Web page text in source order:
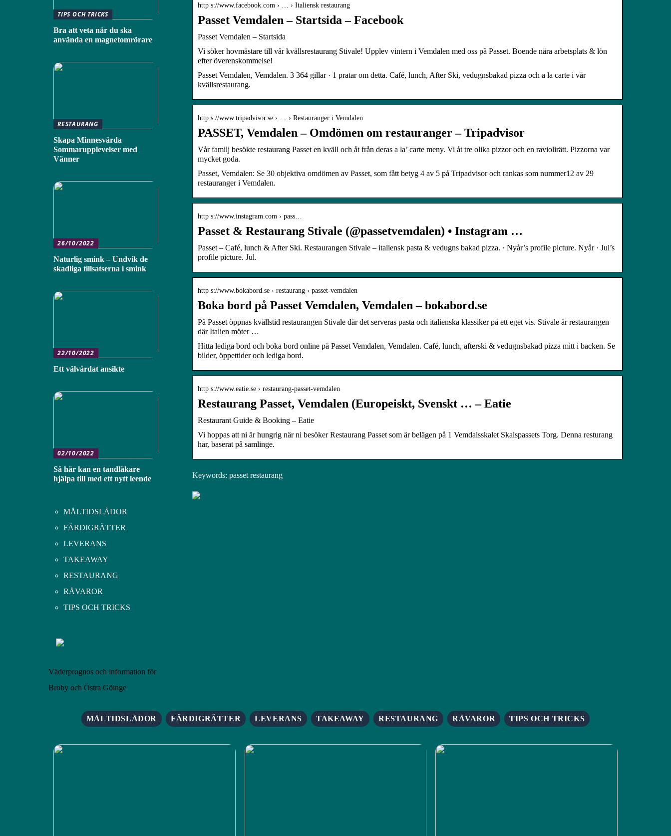
http s://www.facebook.com › … › Italiensk restaurang
Passet Vemdalen – Startsida – Facebook
Passet Vemdalen – Startsida
Vi söker hovmästare till vår kvällsrestaurang Stivale! Upplev vintern i Vemdalen med oss på Passet. Boende nära arbetsplats & lön
efter överenskommelse!
Passet Vemdalen, Vemdalen. 3 364 gillar · 1 pratar om detta. Café, lunch, After Ski, vedugnsbakad pizza och a la carte i vår
kvällsrestaurang.
http s://www.tripadvisor.se › … › Restauranger i Vemdalen
PASSET, Vemdalen – Omdömen om restauranger – Tripadvisor
Vår familj besökte restaurang Passet en kväll och åt från deras a la’ carte meny. Vi åt tre olika pizzor och en raviolirätt. Pizzorna var
mycket goda.
Passet, Vemdalen: Se 30 objektiva omdömen av Passet, som fått betyg 4 av 5 på Tripadvisor och rankas som nummer12 av 29
restauranger i Vemdalen.
http s://www.instagram.com › pass…
Passet & Restaurang Stivale (@passetvemdalen) • Instagram …
Passet – Café, lunch & After Ski. Restaurangen Stivale – italiensk pasta & vedugns bakad pizza. · Nyår’s profile picture. Nyår · Jul’s
profile picture. Jul.
http s://www.bokabord.se › restaurang › passet-vemdalen
Boka bord på Passet Vemdalen, Vemdalen – bokabord.se
På Passet öppnas kvällstid restaurangen Stivale där det serveras pasta och italienska klassiker på ett eget vis. Stivale är restaurangen
där Italien möter …
Hitta lediga bord och boka bord online på Passet Vemdalen, Vemdalen. Café, lunch, afterski & vedugnsbakad pizza mitt i backen. Se
bilder, öppettider och lediga bord.
http s://www.eatie.se › restaurang-passet-vemdalen
Restaurang Passet, Vemdalen (Europeiskt, Svenskt … – Eatie
Restaurant Guide & Booking – Eatie
Vi hoppas att ni är hungrig när ni besöker Restaurang Passet som är belägen på 1 Vemdalsskalet Skalspassets Torg. Denna resturang
har, baserat på samlinge.
Keywords: passet restaurang
TIPS OCH TRICKS
Bra att veta när du ska
använda en magnetomrörare
RESTAURANG
Skapa Minnesvärda
Sommarupplevelser med
Vänner
26/10/2022
Naturlig smink – Undvik de
skadliga tillsatserna i smink
22/10/2022
Ett välvårdat ansikte
02/10/2022
Så här kan en tandläkare
hjälpa till med ett nytt leende
MÅLTIDSLÅDOR
FÄRDIGRÄTTER
LEVERANS
TAKEAWAY
RESTAURANG
RÅVAROR
TIPS OCH TRICKS
Väderprognos och information för
Broby och Östra Göinge
MÅLTIDSLÅDOR FÄRDIGRÄTTER LEVERANS TAKEAWAY RESTAURANG RÅVAROR TIPS OCH TRICKS